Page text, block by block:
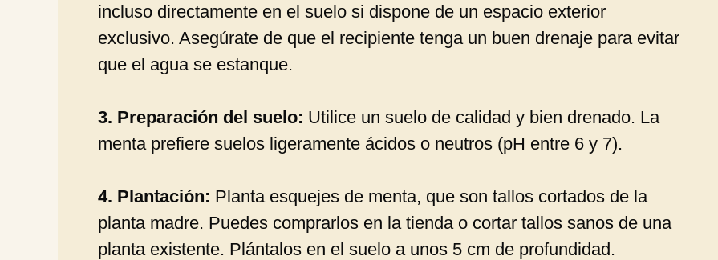
incluso directamente en el suelo si dispone de un espacio exterior
exclusivo. Asegúrate de que el recipiente tenga un buen drenaje para evitar
que el agua se estanque.
3. Preparación del suelo: Utilice un suelo de calidad y bien drenado. La
menta prefiere suelos ligeramente ácidos o neutros (pH entre 6 y 7).
4. Plantación: Planta esquejes de menta, que son tallos cortados de la
planta madre. Puedes comprarlos en la tienda o cortar tallos sanos de una
planta existente. Plántalos en el suelo a unos 5 cm de profundidad.